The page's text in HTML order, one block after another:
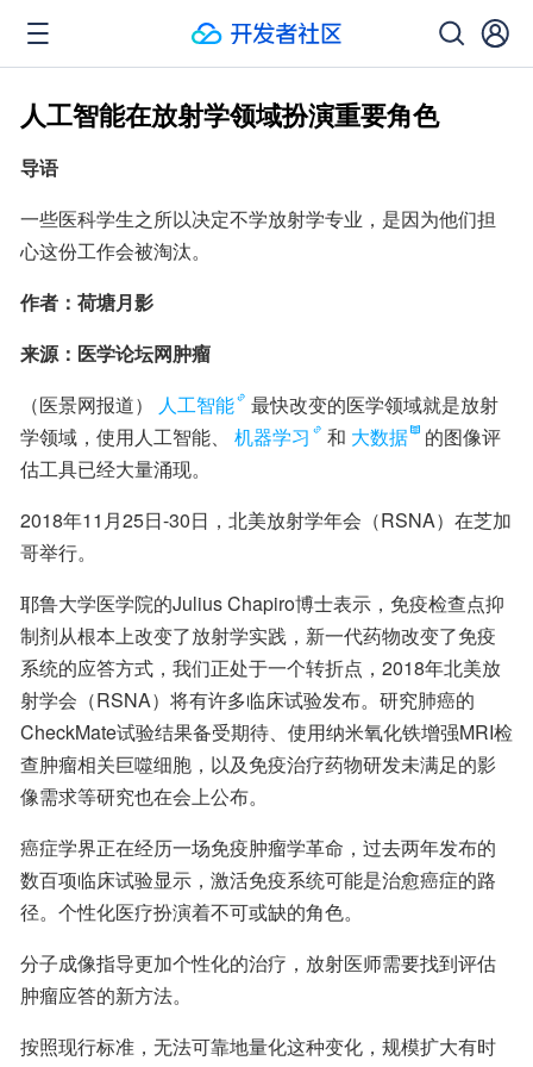
人工智能在放射学领域扮演重要角色
导语
一些医科学生之所以决定不学放射学专业，是因为他们担
心这份工作会被淘汰。
作者：荷塘月影
来源：医学论坛网肿瘤
（医景网报道）
人工智能
最快改变的医学领域就是放射
学领域，使用人工智能、
机器学习 和 大数据
的图像评
估工具已经大量涌现。
2018年11月25日-30日，北美放射学年会（RSNA）在芝加
哥举行。
耶鲁大学医学院的Julius Chapiro博士表示，免疫检查点抑
制剂从根本上改变了放射学实践，新一代药物改变了免疫
系统的应答方式，我们正处于一个转折点，2018年北美放
射学会（RSNA）将有许多临床试验发布。研究肺癌的
CheckMate试验结果备受期待、使用纳米氧化铁增强MRI检
查肿瘤相关巨噬细胞，以及免疫治疗药物研发未满足的影
像需求等研究也在会上公布。
癌症学界正在经历一场免疫肿瘤学革命，过去两年发布的
数百项临床试验显示，激活免疫系统可能是治愈癌症的路
径。个性化医疗扮演着不可或缺的角色。
分子成像指导更加个性化的治疗，放射医师需要找到评估
肿瘤应答的新方法。
按照现行标准，无法可靠地量化这种变化，规模扩大有时